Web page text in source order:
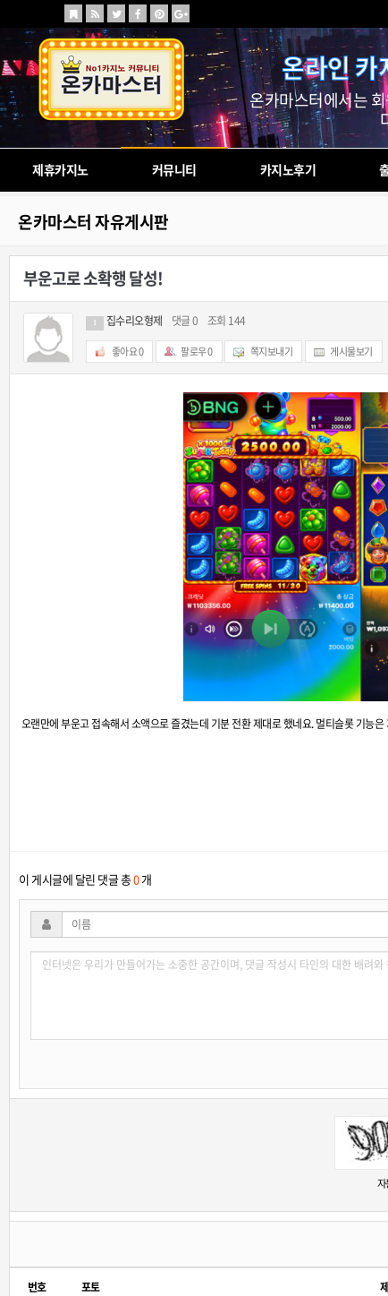
온라인 카
온카마스터에서는
제휴카지노 커뮤니티 카지노후기
온카마스터 자유게시판
부운고로 소확행 달성!
집수리오형제 댓글 0 조회 144
좋아요0 팔로우0 쪽지보내기 게시물보기
오랜만에 부운고 접속해서 소액으로 즐겼는데 기분 전환 제대로 했네요.멀티슬롯 기능은
이 게시글에 달린 댓글 총0개
자
번호 포토